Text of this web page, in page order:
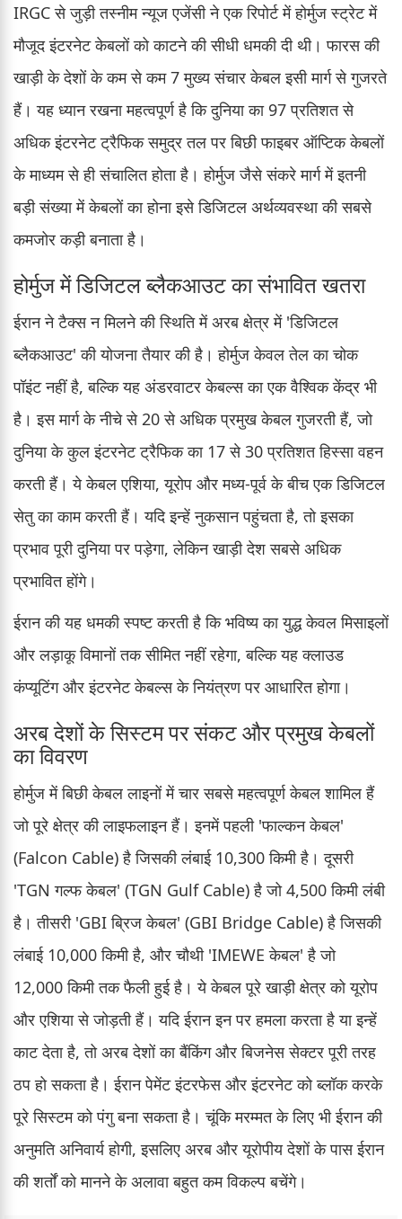
IRGC से जुड़ी तस्नीम न्यूज एजेंसी ने एक रिपोर्ट में होर्मुज स्ट्रेट में
मौजूद इंटरनेट केबलों को काटने की सीधी धमकी दी थी। फारस की
खाड़ी के देशों के कम से कम 7 मुख्य संचार केबल इसी मार्ग से गुजरते
हैं। यह ध्यान रखना महत्वपूर्ण है कि दुनिया का 97 प्रतिशत से
अधिक इंटरनेट ट्रैफिक समुद्र तल पर बिछी फाइबर ऑप्टिक केबलों
के माध्यम से ही संचालित होता है। होर्मुज जैसे संकरे मार्ग में इतनी
बड़ी संख्या में केबलों का होना इसे डिजिटल अर्थव्यवस्था की सबसे
कमजोर कड़ी बनाता है।
होर्मुज में डिजिटल ब्लैकआउट का संभावित खतरा
ईरान ने टैक्स न मिलने की स्थिति में अरब क्षेत्र में 'डिजिटल
ब्लैकआउट' की योजना तैयार की है। होर्मुज केवल तेल का चोक
पॉइंट नहीं है, बल्कि यह अंडरवाटर केबल्स का एक वैश्विक केंद्र भी
है। इस मार्ग के नीचे से 20 से अधिक प्रमुख केबल गुजरती हैं, जो
दुनिया के कुल इंटरनेट ट्रैफिक का 17 से 30 प्रतिशत हिस्सा वहन
करती हैं। ये केबल एशिया, यूरोप और मध्य-पूर्व के बीच एक डिजिटल
सेतु का काम करती हैं। यदि इन्हें नुकसान पहुंचता है, तो इसका
प्रभाव पूरी दुनिया पर पड़ेगा, लेकिन खाड़ी देश सबसे अधिक
प्रभावित होंगे।
ईरान की यह धमकी स्पष्ट करती है कि भविष्य का युद्ध केवल मिसाइलों
और लड़ाकू विमानों तक सीमित नहीं रहेगा, बल्कि यह क्लाउड
कंप्यूटिंग और इंटरनेट केबल्स के नियंत्रण पर आधारित होगा।
अरब देशों के सिस्टम पर संकट और प्रमुख केबलों
का विवरण
होर्मुज में बिछी केबल लाइनों में चार सबसे महत्वपूर्ण केबल शामिल हैं
जो पूरे क्षेत्र की लाइफलाइन हैं। इनमें पहली 'फाल्कन केबल'
(Falcon Cable) है जिसकी लंबाई 10,300 किमी है। दूसरी
'TGN गल्फ केबल' (TGN Gulf Cable) है जो 4,500 किमी लंबी
है। तीसरी 'GBI ब्रिज केबल' (GBI Bridge Cable) है जिसकी
लंबाई 10,000 किमी है, और चौथी 'IMEWE केबल' है जो
12,000 किमी तक फैली हुई है। ये केबल पूरे खाड़ी क्षेत्र को यूरोप
और एशिया से जोड़ती हैं। यदि ईरान इन पर हमला करता है या इन्हें
काट देता है, तो अरब देशों का बैंकिंग और बिजनेस सेक्टर पूरी तरह
ठप हो सकता है। ईरान पेमेंट इंटरफेस और इंटरनेट को ब्लॉक करके
पूरे सिस्टम को पंगु बना सकता है। चूंकि मरम्मत के लिए भी ईरान की
अनुमति अनिवार्य होगी, इसलिए अरब और यूरोपीय देशों के पास ईरान
की शर्तों को मानने के अलावा बहुत कम विकल्प बचेंगे।